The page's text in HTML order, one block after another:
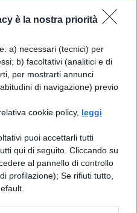
è la nostra priorità
a) necessari (tecnici) per
b) facoltativi (analitici e di
per mostrarti annunci
di navigazione) previo
cookie policy, leggi
puoi accettarli tutti
qui di seguito. Cliccando su
al pannello di controllo
profilazione); Se rifiuti tutto,
contro i non-morti
trailer e analisi indizi
trama del
dell’ultima
è possibile
del primo